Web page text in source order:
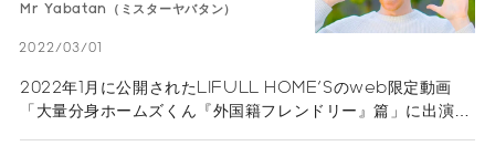
Mr Yabatan（ミスターヤバタン）
2022/03/01
2022年1月に公開されたLIFULL HOME'Sのweb限定動画
「大量分身ホームズくん『外国籍フレンドリー』篇」に出演し